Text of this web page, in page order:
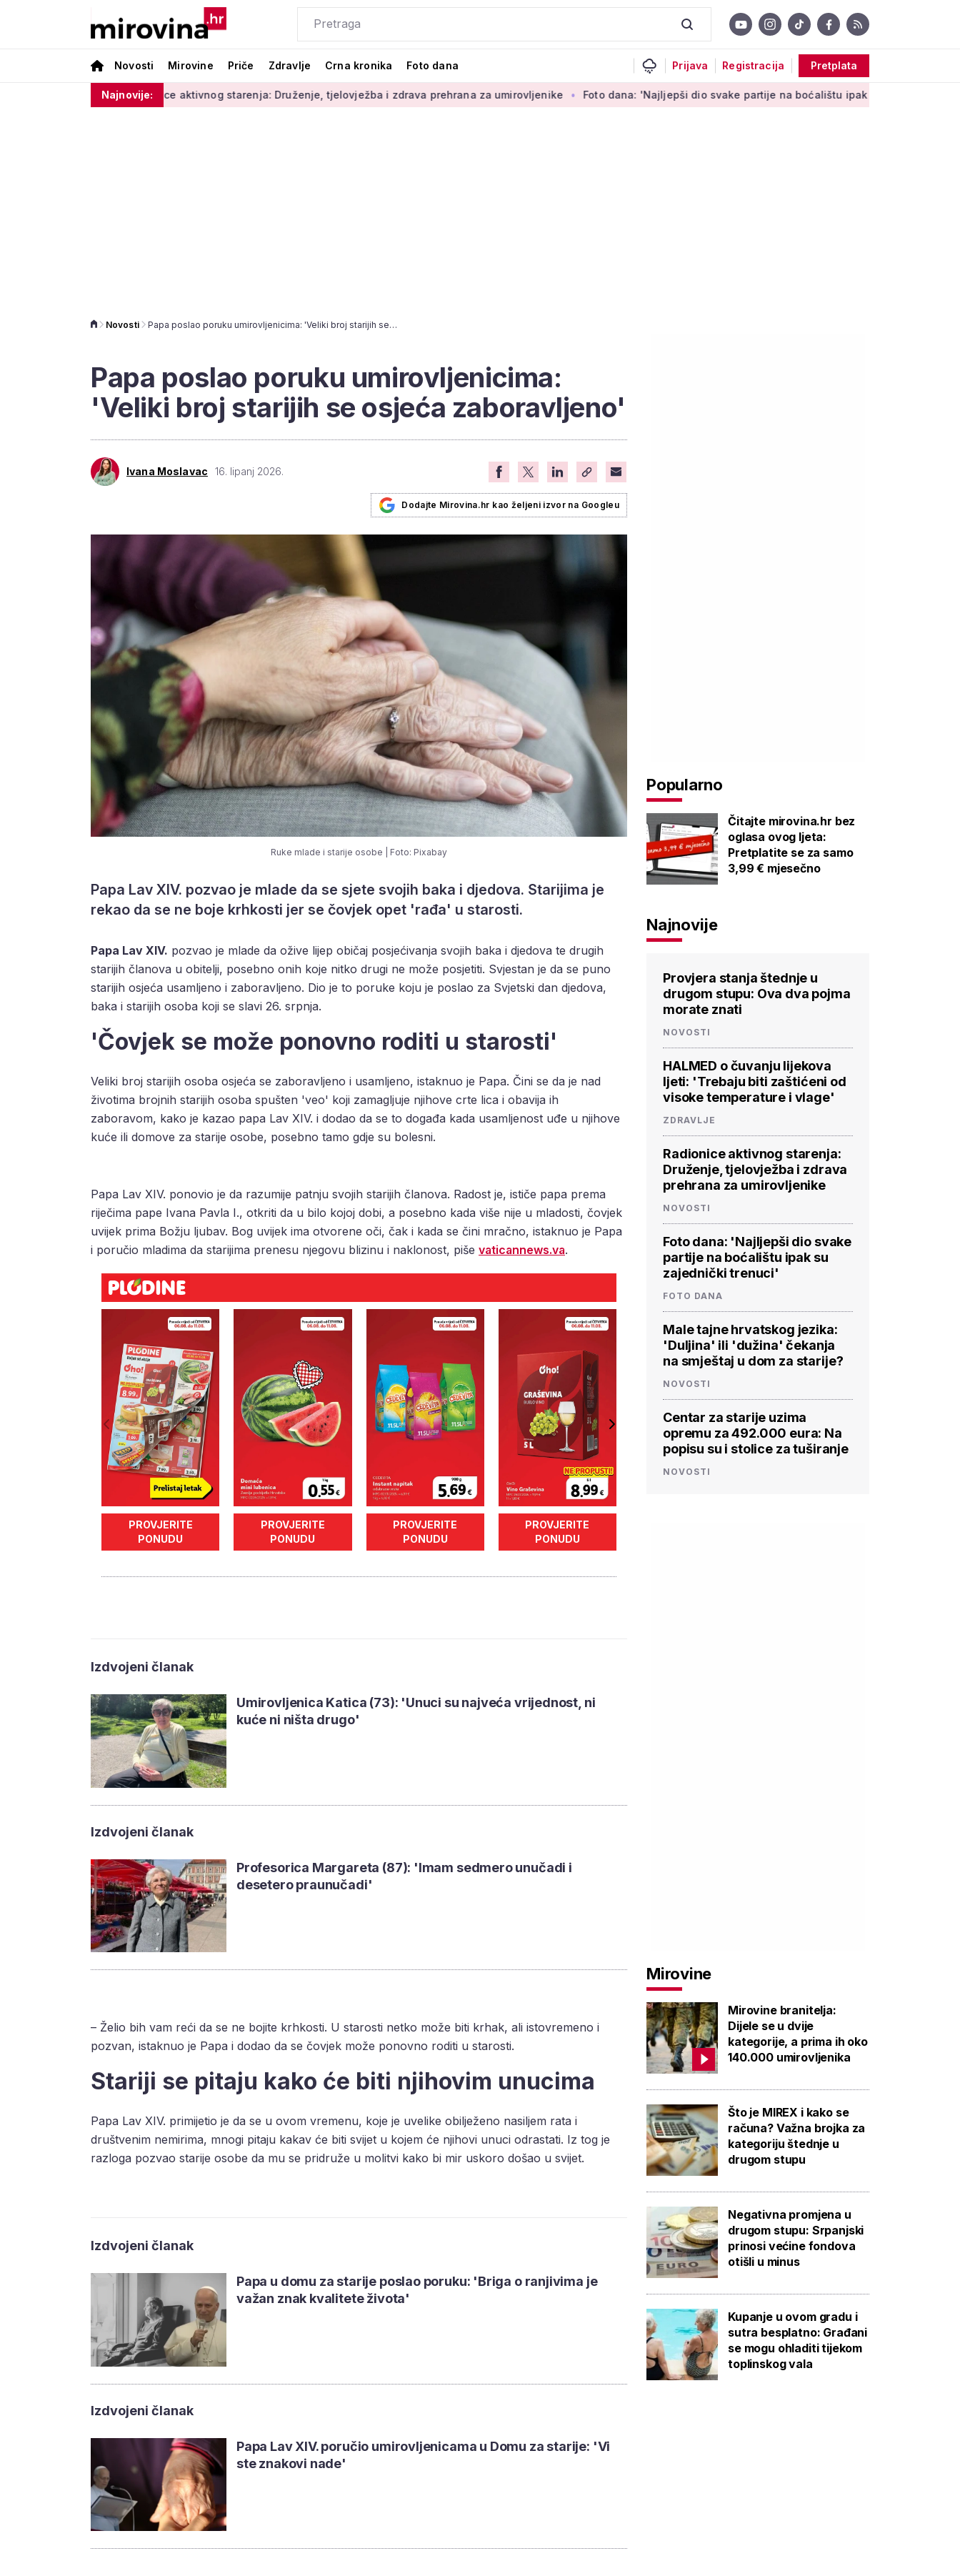
Novosti Mirovine Priče Zdravlje Crna kronika Foto dana Prijava Registracija Pretplata
Najnovije:
Radionice aktivnog starenja: Druženje, tjelovježba i zdrava prehrana za umirovljenike Foto dana: 'Najljepši dio svake partije na boćalištu ipak su zajednički trenuci'
Novosti Papa poslao poruku umirovljenicima: 'Veliki broj starijih se osjeća zaboravljeno'
Papa poslao poruku umirovljenicima:
'Veliki broj starijih se osjeća zaboravljeno'
Ivana Moslavac 16. lipanj 2026.
Dodajte Mirovina.hr kao željeni izvor na Googleu
Ruke mlade i starije osobe | Foto: Pixabay
Papa Lav XIV. pozvao je mlade da se sjete svojih baka i djedova. Starijima je
rekao da se ne boje krhkosti jer se čovjek opet 'rađa' u starosti.
Papa Lav XIV. pozvao je mlade da ožive lijep običaj posjećivanja svojih baka i djedova te drugih
starijih članova u obitelji, posebno onih koje nitko drugi ne može posjetiti. Svjestan je da se puno
starijih osjeća usamljeno i zaboravljeno. Dio je to poruke koju je poslao za Svjetski dan djedova,
baka i starijih osoba koji se slavi 26. srpnja.
'Čovjek se može ponovno roditi u starosti'
Veliki broj starijih osoba osjeća se zaboravljeno i usamljeno, istaknuo je Papa. Čini se da je nad
životima brojnih starijih osoba spušten 'veo' koji zamagljuje njihove crte lica i obavija ih
zaboravom, kako je kazao papa Lav XIV. i dodao da se to događa kada usamljenost uđe u njihove
kuće ili domove za starije osobe, posebno tamo gdje su bolesni.
Papa Lav XIV. ponovio je da razumije patnju svojih starijih članova. Radost je, ističe papa prema
riječima pape Ivana Pavla I., otkriti da u bilo kojoj dobi, a posebno kada više nije u mladosti, čovjek
uvijek prima Božju ljubav. Bog uvijek ima otvorene oči, čak i kada se čini mračno, istaknuo je Papa
i poručio mladima da starijima prenesu njegovu blizinu i naklonost, piše vaticannews.va.
PROVJERITE
PONUDU
PROVJERITE
PONUDU
PROVJERITE
PONUDU
PROVJERITE
PONUDU
Izdvojeni članak
Umirovljenica Katica (73): 'Unuci su najveća vrijednost, ni
kuće ni ništa drugo'
Izdvojeni članak
Profesorica Margareta (87): 'Imam sedmero unučadi i
desetero praunučadi'
– Želio bih vam reći da se ne bojite krhkosti. U starosti netko može biti krhak, ali istovremeno i
pozvan, istaknuo je Papa i dodao da se čovjek može ponovno roditi u starosti.
Stariji se pitaju kako će biti njihovim unucima
Papa Lav XIV. primijetio je da se u ovom vremenu, koje je uvelike obilježeno nasiljem rata i
društvenim nemirima, mnogi pitaju kakav će biti svijet u kojem će njihovi unuci odrastati. Iz tog je
razloga pozvao starije osobe da mu se pridruže u molitvi kako bi mir uskoro došao u svijet.
Izdvojeni članak
Papa u domu za starije poslao poruku: 'Briga o ranjivima je
važan znak kvalitete života'
Izdvojeni članak
Papa Lav XIV. poručio umirovljenicama u Domu za starije: 'Vi
ste znakovi nade'
Popularno
Čitajte mirovina.hr bez
oglasa ovog ljeta:
Pretplatite se za samo
3,99 € mjesečno
Najnovije
Provjera stanja štednje u
drugom stupu: Ova dva pojma
morate znati
NOVOSTI
HALMED o čuvanju lijekova
ljeti: 'Trebaju biti zaštićeni od
visoke temperature i vlage'
ZDRAVLJE
Radionice aktivnog starenja:
Druženje, tjelovježba i zdrava
prehrana za umirovljenike
NOVOSTI
Foto dana: 'Najljepši dio svake
partije na boćalištu ipak su
zajednički trenuci'
FOTO DANA
Male tajne hrvatskog jezika:
'Duljina' ili 'dužina' čekanja
na smještaj u dom za starije?
NOVOSTI
Centar za starije uzima
opremu za 492.000 eura: Na
popisu su i stolice za tuširanje
NOVOSTI
Mirovine
Mirovine branitelja:
Dijele se u dvije
kategorije, a prima ih oko
140.000 umirovljenika
Što je MIREX i kako se
računa? Važna brojka za
kategoriju štednje u
drugom stupu
Negativna promjena u
drugom stupu: Srpanjski
prinosi većine fondova
otišli u minus
Kupanje u ovom gradu i
sutra besplatno: Građani
se mogu ohladiti tijekom
toplinskog vala